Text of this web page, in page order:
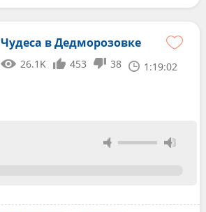
Чудеса в Дедморозовке
26.1K 453 38 1:19:02